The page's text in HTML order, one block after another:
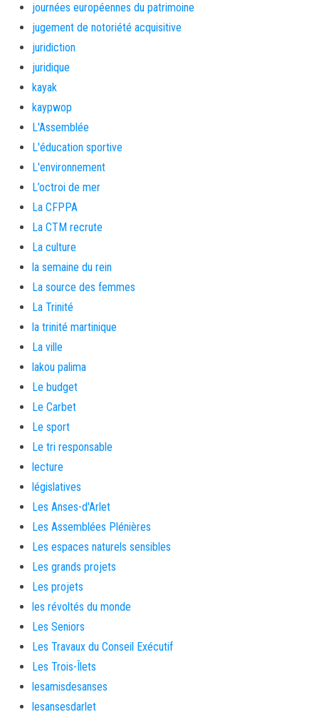
journées européennes du patrimoine
jugement de notoriété acquisitive
juridiction
juridique
kayak
kaypwop
L'Assemblée
L'éducation sportive
L'environnement
L’octroi de mer
La CFPPA
La CTM recrute
La culture
la semaine du rein
La source des femmes
La Trinité
la trinité martinique
La ville
lakou palima
Le budget
Le Carbet
Le sport
Le tri responsable
lecture
législatives
Les Anses-d'Arlet
Les Assemblées Plénières
Les espaces naturels sensibles
Les grands projets
Les projets
les révoltés du monde
Les Seniors
Les Travaux du Conseil Exécutif
Les Trois-Îlets
lesamisdesanses
lesansesdarlet